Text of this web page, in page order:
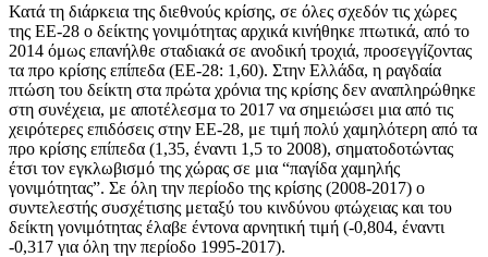
Κατά τη διάρκεια της διεθνούς κρίσης, σε όλες σχεδόν τις χώρες
της ΕΕ-28 ο δείκτης γονιμότητας αρχικά κινήθηκε πτωτικά, από το
2014 όμως επανήλθε σταδιακά σε ανοδική τροχιά, προσεγγίζοντας
τα προ κρίσης επίπεδα (ΕΕ-28: 1,60). Στην Ελλάδα, η ραγδαία
πτώση του δείκτη στα πρώτα χρόνια της κρίσης δεν αναπληρώθηκε
στη συνέχεια, με αποτέλεσμα το 2017 να σημειώσει μια από τις
χειρότερες επιδόσεις στην ΕΕ-28, με τιμή πολύ χαμηλότερη από τα
προ κρίσης επίπεδα (1,35, έναντι 1,5 το 2008), σηματοδοτώντας
έτσι τον εγκλωβισμό της χώρας σε μια “παγίδα χαμηλής
γονιμότητας”. Σε όλη την περίοδο της κρίσης (2008-2017) ο
συντελεστής συσχέτισης μεταξύ του κινδύνου φτώχειας και του
δείκτη γονιμότητας έλαβε έντονα αρνητική τιμή (-0,804, έναντι
-0,317 για όλη την περίοδο 1995-2017).